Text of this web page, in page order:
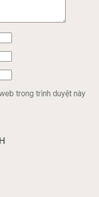
trong trình duyệt này